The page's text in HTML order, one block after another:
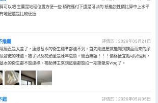
可以吧 主要是地理位置方便一些 稍微應付下還是可以的 衹能説性價比算中上水平
地鐵還是比較便捷
推薦
評價於：2026年05月21日
簡直是太差了，連最基本的衞生標準都達不到。首先剛進屋就能聞到撲面而來的尿
發黴的味道。被子以及枕頭全是陳年包漿。簡直無語！！！價格便宜點可以理解，
本的衞生都不能達標。視頻博主來到這裏都能拍一期掛壁房vlog了。
錯
評價於：2026年05月05日